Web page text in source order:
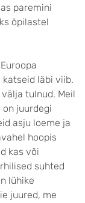
paremini
õpilastel
katseid läbi viib.
tulnud. Meil
juurdegi
asju loeme ja
hoopis
kas või
suhted
lühike
juured, me